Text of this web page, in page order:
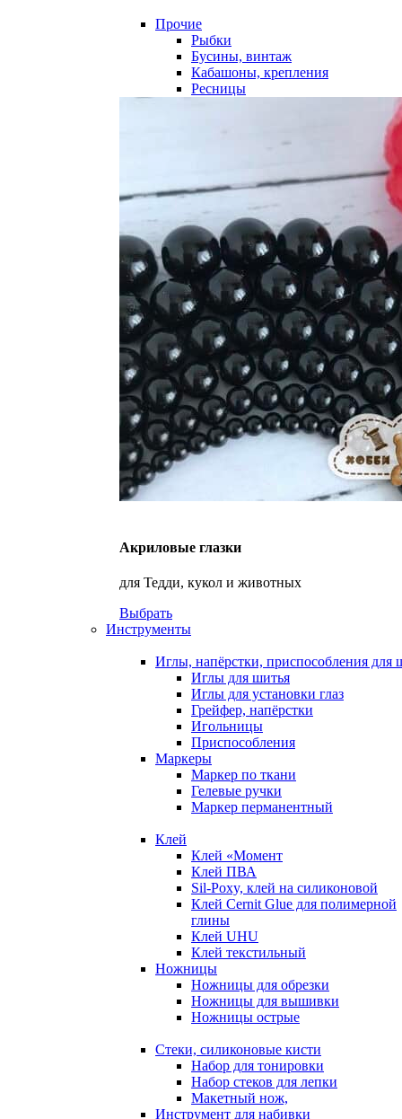
Прочие
Рыбки
Бусины, винтаж
Кабашоны, крепления
Ресницы
Акриловые глазки
для Тедди, кукол и животных
Выбрать
Инструменты
Иглы, напёрстки, приспособления для
Иглы для шитья
Иглы для установки глаз
Грейфер, напёрстки
Игольницы
Приспособления
Маркеры
Маркер по ткани
Гелевые ручки
Маркер перманентный
Клей
Клей «Момент
Клей ПВА
Sil-Poxy, клей на силиконовой
Клей Cernit Glue для полимерной
глины
Клей UHU
Клей текстильный
Ножницы
Ножницы для обрезки
Ножницы для вышивки
Ножницы острые
Стеки, силиконовые кисти
Набор для тонировки
Набор стеков для лепки
Макетный нож,
Инструмент для набивки